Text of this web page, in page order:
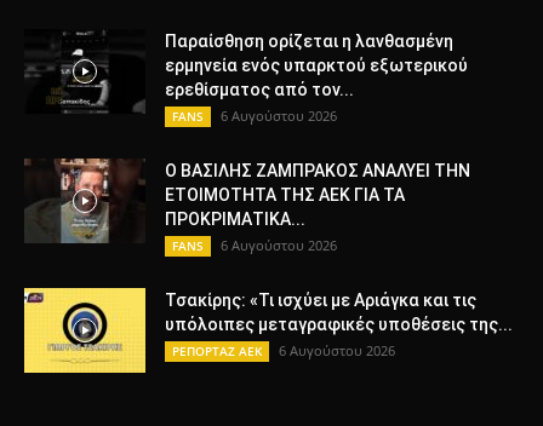
Παραίσθηση ορίζεται η λανθασμένη
ερμηνεία ενός υπαρκτού εξωτερικού
ερεθίσματος από τον...
FANS 6 Αυγούστου 2026
Ο ΒΑΣΙΛΗΣ ΖΑΜΠΡΑΚΟΣ ΑΝΑΛΥΕΙ ΤΗΝ
ΕΤΟΙΜΟΤΗΤΑ ΤΗΣ ΑΕΚ ΓΙΑ ΤΑ
ΠΡΟΚΡΙΜΑΤΙΚΑ...
FANS 6 Αυγούστου 2026
Τσακίρης: «Τι ισχύει με Αριάγκα και τις
υπόλοιπες μεταγραφικές υποθέσεις της...
ΡΕΠΟΡΤΑΖ ΑΕΚ 6 Αυγούστου 2026